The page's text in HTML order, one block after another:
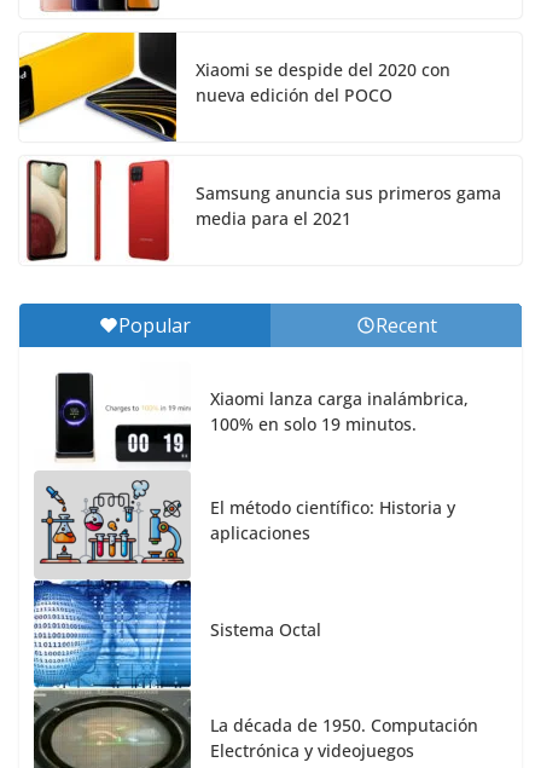
Xiaomi se despide del 2020 con
nueva edición del POCO
Samsung anuncia sus primeros gama
media para el 2021
Popular Recent
Xiaomi lanza carga inalámbrica,
100% en solo 19 minutos.
El método científico: Historia y
aplicaciones
Sistema Octal
La década de 1950. Computación
Electrónica y videojuegos